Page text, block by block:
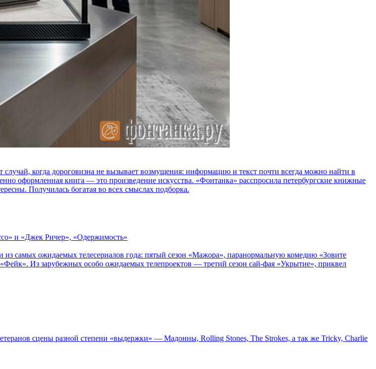
когда дороговизна не вызывает возмущения: информацию и текст почти всегда можно найти в
оформленная книга — это произведение искусства. «Фонтанка» расспросила петербургские книжные
Получилась богатая во всех смыслах подборка.
и «Джек Ричер», «Одержимость»
самых ожидаемых телесериалов года: пятый сезон «Мажора», паранормальную комедию «Зовите
Из зарубежных особо ожидаемых телепроектов — третий сезон сай-фая «Укрытие», приквел
сцены разной степени «выдержки» — Мадонны, Rolling Stones, The Strokes, а так же Tricky, Charlie